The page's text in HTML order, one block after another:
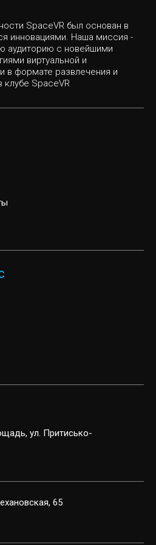
SpaceVR был основан в
инновациями. Наша миссия -
аудиторию с новейшими
виртуальной и
в формате развлечения и
клубе SpaceVR
ул. Притисько-
65